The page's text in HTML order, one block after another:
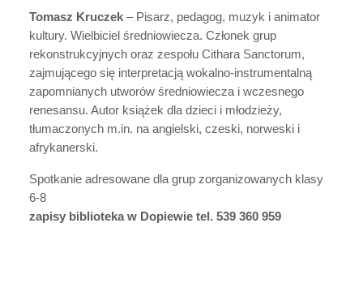
Tomasz Kruczek – Pisarz, pedagog, muzyk i animator
kultury. Wielbiciel średniowiecza. Członek grup
rekonstrukcyjnych oraz zespołu Cithara Sanctorum,
zajmującego się interpretacją wokalno-instrumentalną
zapomnianych utworów średniowiecza i wczesnego
renesansu. Autor książek dla dzieci i młodzieży,
tłumaczonych m.in. na angielski, czeski, norweski i
afrykanerski.
Spotkanie adresowane dla grup zorganizowanych klasy
6-8
zapisy biblioteka w Dopiewie tel. 539 360 959